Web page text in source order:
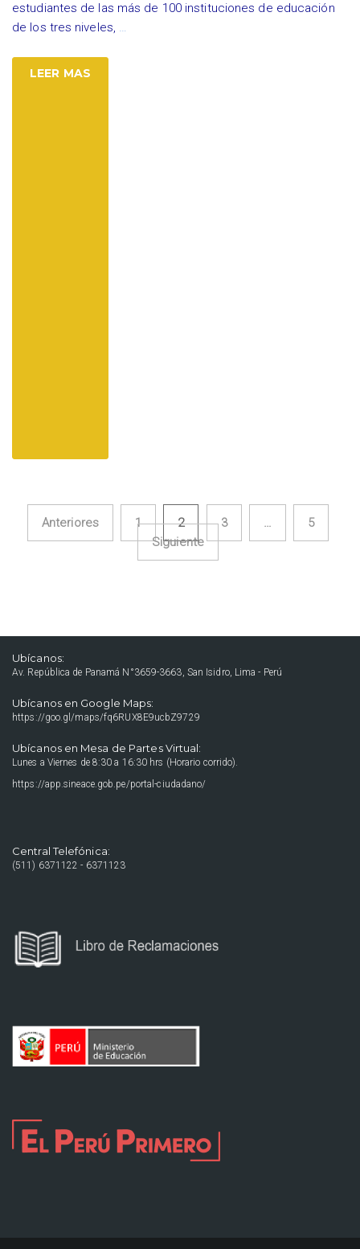
estudiantes de las más de 100 instituciones de educación
de los tres niveles, …
LEER MAS
Navegación de entradas
Anteriores 1 2 3 …
5
Siguiente
Ubícanos:
Av. República de Panamá N°3659-3663, San Isidro, Lima - Perú
Ubícanos en Google Maps:
https://goo.gl/maps/fq6RUX8E9ucbZ9729
Ubícanos en Mesa de Partes Virtual:
Lunes a Viernes de 8:30 a 16:30 hrs (Horario corrido).
https://app.sineace.gob.pe/portal-ciudadano/
Central Telefónica:
(511) 6371122 - 6371123